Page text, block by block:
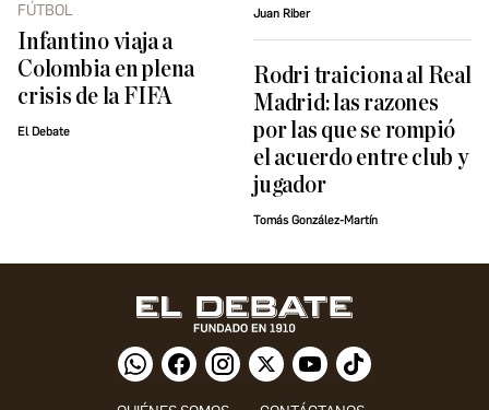
FÚTBOL
Infantino viaja a
Colombia en plena
crisis de la FIFA
El Debate
Juan Riber
Rodri traiciona al Real
Madrid: las razones
por las que se rompió
el acuerdo entre club y
jugador
Tomás González-Martín